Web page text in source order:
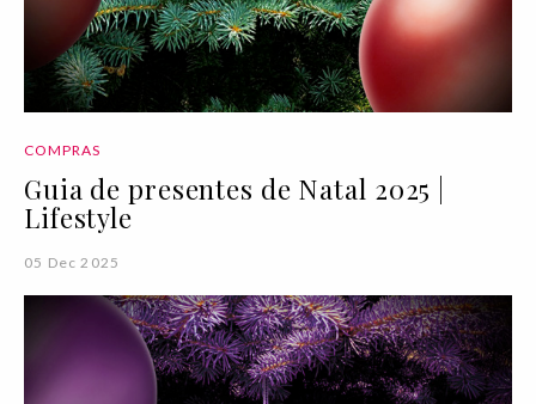
COMPRAS
Guia de presentes de Natal 2025 |
Lifestyle
05 Dec 2025